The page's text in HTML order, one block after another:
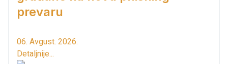
prevaru
06. Avgust. 2026.
Detaljnije...